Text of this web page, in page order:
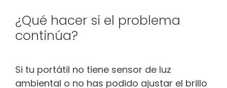
¿Qué hacer si el problema
continúa?
Si tu portátil no tiene sensor de luz
ambiental o no has podido ajustar el brillo